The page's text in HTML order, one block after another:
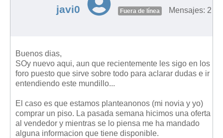
Requerimientos y comunicaciones
Legislación sobre la Comunidad de Propietarios
Legislación sobre Adquisición de Vivienda en Propiedad
Diccionario
Usuario
javi0 Fuera de línea Mensajes: 2
Buenos dias,
SOy nuevo aqui, aun que recientemente les sigo en los
foro puesto que sirve sobre todo para aclarar dudas e ir
entendiendo este mundillo...
El caso es que estamos planteanonos (mi novia y yo)
comprar un piso. La pasada semana hicimos una oferta
al vendedor y mientras se lo piensa me ha mandado
alguna informacion que tiene disponible.